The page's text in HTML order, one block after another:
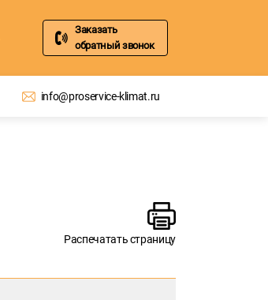
Заказать
обратный звонок
info@proservice-klimat.ru
Распечатать страницу